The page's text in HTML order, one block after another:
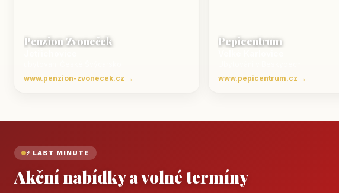
Penzion Zvoneček
www.penzion-zvonecek.cz →
Pepicentrum
www.pepicentrum.cz →
⚡ LAST MINUTE
Akční nabídky a volné termíny